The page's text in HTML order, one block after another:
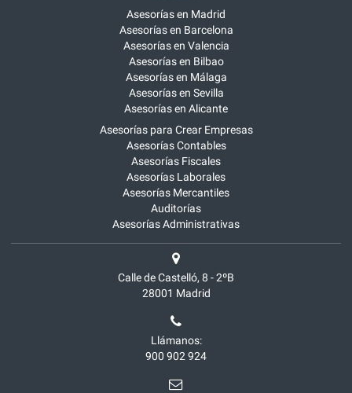
Asesorías en Madrid
Asesorías en Barcelona
Asesorías en Valencia
Asesorías en Bilbao
Asesorías en Málaga
Asesorías en Sevilla
Asesorías en Alicante
Asesorías para Crear Empresas
Asesorías Contables
Asesorías Fiscales
Asesorías Laborales
Asesorías Mercantiles
Auditorías
Asesorías Administrativas
Calle de Castelló, 8 - 2ºB
28001 Madrid
Llámanos:
900 902 924